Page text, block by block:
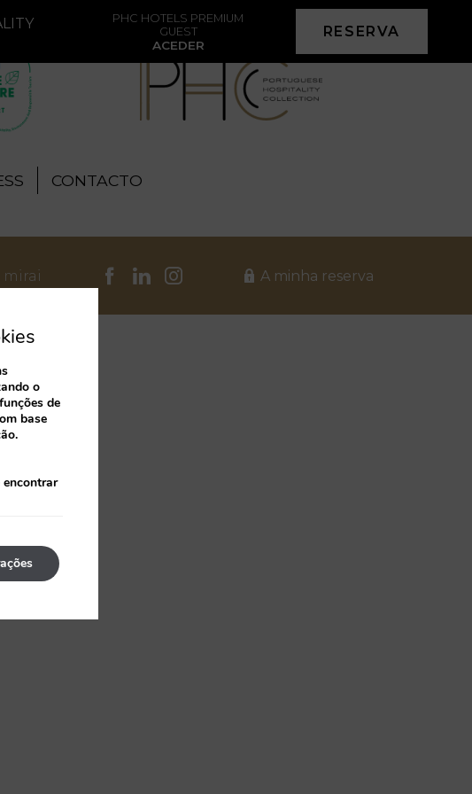
PHC HOTELS PREMIUM
GUEST
ACEDER
RESERVA
CONTACTO
mirai A minha reserva
o
de
base